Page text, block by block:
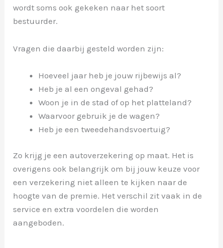
wordt soms ook gekeken naar het soort
bestuurder.
Vragen die daarbij gesteld worden zijn:
Hoeveel jaar heb je jouw rijbewijs al?
Heb je al een ongeval gehad?
Woon je in de stad of op het platteland?
Waarvoor gebruik je de wagen?
Heb je een tweedehandsvoertuig?
Zo krijg je een autoverzekering op maat. Het is
overigens ook belangrijk om bij jouw keuze voor
een verzekering niet alleen te kijken naar de
hoogte van de premie. Het verschil zit vaak in de
service en extra voordelen die worden
aangeboden.